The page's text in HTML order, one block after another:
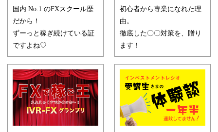
国内 No.1 のFXスクール歴
だから！
ずーっと稼ぎ続けている証
ですよね♡
初心者から専業になれた理
由。
徹底した〇〇対策を、贈り
ます！